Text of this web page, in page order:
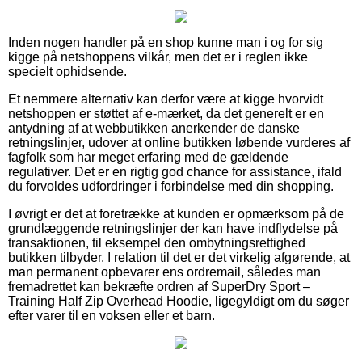
Inden nogen handler på en shop kunne man i og for sig
kigge på netshoppens vilkår, men det er i reglen ikke
specielt ophidsende.
Et nemmere alternativ kan derfor være at kigge hvorvidt
netshoppen er støttet af e-mærket, da det generelt er en
antydning af at webbutikken anerkender de danske
retningslinjer, udover at online butikken løbende vurderes af
fagfolk som har meget erfaring med de gældende
regulativer. Det er en rigtig god chance for assistance, ifald
du forvoldes udfordringer i forbindelse med din shopping.
I øvrigt er det at foretrække at kunden er opmærksom på de
grundlæggende retningslinjer der kan have indflydelse på
transaktionen, til eksempel den ombytningsrettighed
butikken tilbyder. I relation til det er det virkelig afgørende, at
man permanent opbevarer ens ordremail, således man
fremadrettet kan bekræfte ordren af SuperDry Sport –
Training Half Zip Overhead Hoodie, ligegyldigt om du søger
efter varer til en voksen eller et barn.